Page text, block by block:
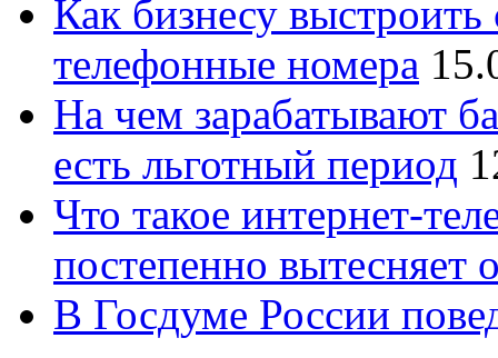
Как бизнесу
телефонные номера
На чем зарабатывают
есть льготный период
Что такое интернет-
постепенно вытесняет
В Госдуме России